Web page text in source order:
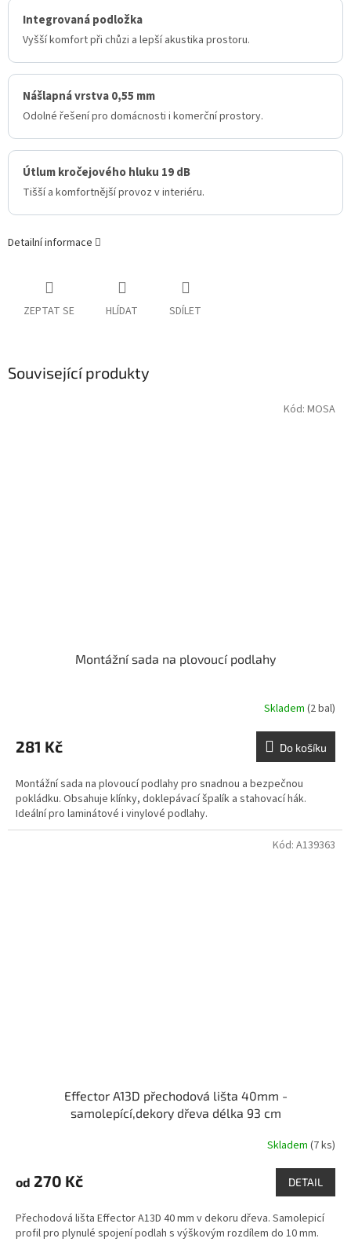
Integrovaná podložka
Vyšší komfort při chůzi a lepší akustika prostoru.
Nášlapná vrstva 0,55 mm
Odolné řešení pro domácnosti i komerční prostory.
Útlum kročejového hluku 19 dB
Tišší a komfortnější provoz v interiéru.
Detailní informace
ZEPTAT SE HLÍDAT SDÍLET
Související produkty
Montážní sada na plovoucí podlahy
Skladem (2 bal)
281 Kč Do košíku
Montážní sada na plovoucí podlahy pro snadnou a bezpečnou
pokládku. Obsahuje klínky, doklepávací špalík a stahovací hák.
Ideální pro laminátové i vinylové podlahy.
Kód: MOSA
Effector A13D přechodová lišta 40mm -
samolepící,dekory dřeva délka 93 cm
Skladem (7 ks)
od 270 Kč DETAIL
Přechodová lišta Effector A13D 40 mm v dekoru dřeva. Samolepicí
profil pro plynulé spojení podlah s výškovým rozdílem do 10 mm.
Kód: A139363